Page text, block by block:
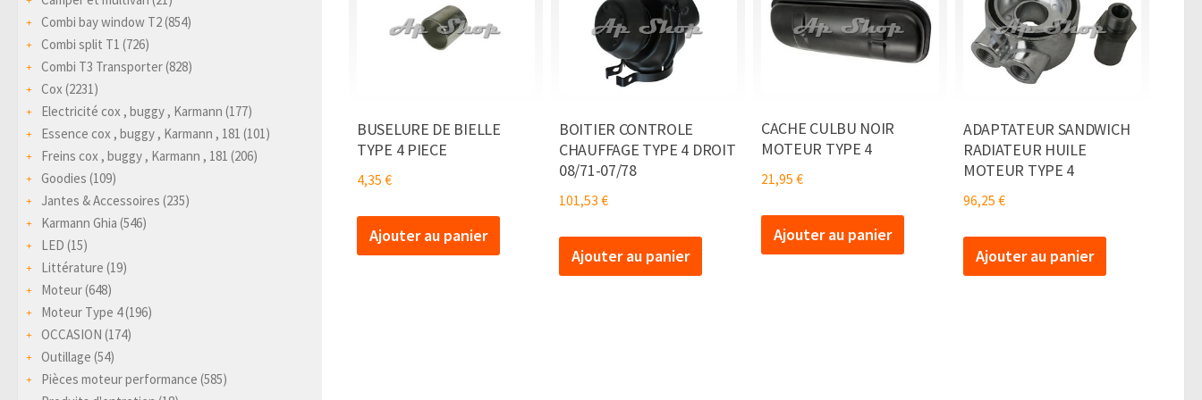
BUSELURE DE BIELLE
TYPE 4 PIECE
4,35€
Ajouter au panier
BOITIER CONTROLE
CHAUFFAGE TYPE 4 DROIT
08/71-07/78
101,53 €
Ajouter au panier
CACHE CULBU NOIR
MOTEUR TYPE 4
21,95 €
Ajouter au panier
ADAPTATEUR SANDWICH
RADIATEUR HUILE
MOTEUR TYPE 4
96,25 €
Ajouter au panier
Combi bay window T2(854)
Combi split T1 (726)
Combi T3 Transporter(828)
Cox (2231)
Electricité cox , buggy , Karmann (177)
Essence cox , buggy , Karmann , 181 (101)
Freins cox , buggy , Karmann , 181 (206)
Goodies (109)
Jantes & Accessoires (235)
Karmann Ghia (546)
LED (15)
Littérature (19)
Moteur(648)
Moteur Type 4(196)
OCCASION (174)
Outillage (54)
Pièces moteur performance (585)